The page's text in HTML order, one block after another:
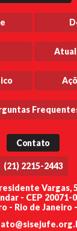
Contato
(21) 2215-2443
Vargas,
- CEP 20071-
- Rio de Janeiro -